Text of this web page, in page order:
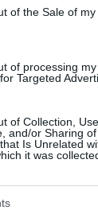
and store
or usage
to Google and
of the Sale of my
of processing my
Targeted
of Collection, Use,
and/or Sharing
Is Unrelated
it was